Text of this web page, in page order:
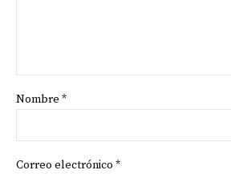
Nombre *
Correo electrónico *